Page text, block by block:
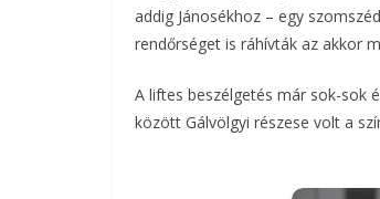
addig Jánosékhoz – egy
rendőrséget is ráhívták az akkor
A liftes beszélgetés már sok-sok
között Gálvölgyi részese volt a